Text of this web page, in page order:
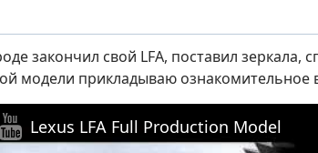
закончил свой LFA, поставил
модели прикладываю ознакомительное
Lexus LFA Full Production Model